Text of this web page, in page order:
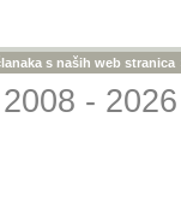
s naših web stranica
-